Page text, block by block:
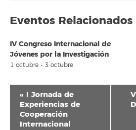
Eventos Relacionados
IV Congreso Internacional de
Jóvenes por la Investigación
1 octubre - 3 octubre
Navegación
del
Evento
« I Jornada de
Experiencias de
Cooperación
Internacional